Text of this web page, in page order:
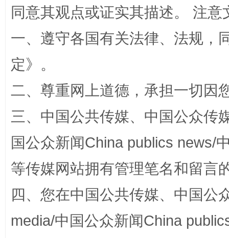
国家大学科技园优化重塑工作
扯下公款旅游的“隐身衣” 如何以
同意其观点或证实其描述。 注
一、遵守各国有关法律、法规，
定》。
二、尊重网上道德，承担一切因
三、中国公共传媒、中国公众传
国公众新闻China publics news/
等传媒网站拥有管理笔名和留言
四、您在中国公共传媒、中国公
media/中国公众新闻China